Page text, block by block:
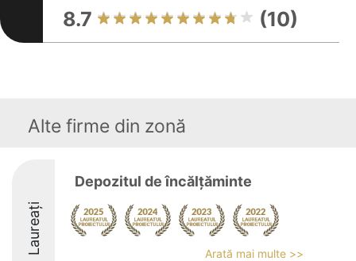
8.7 (10)
Alte firme din zonă
Laureați
Depozitul de încălţăminte
Arată mai multe >>